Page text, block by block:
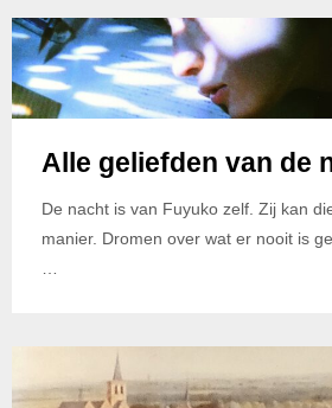
Alle geliefden van de
De nacht is van Fuyuko zelf. Zij kan
manier. Dromen over wat er nooit is
…